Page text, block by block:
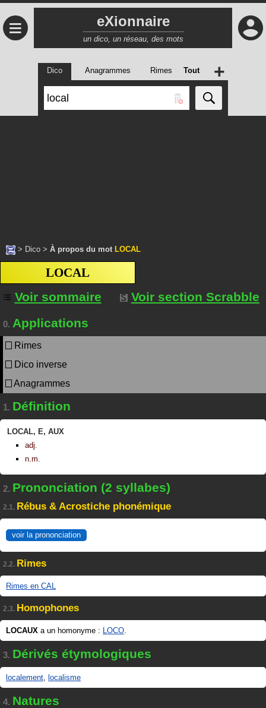
≡ eXionnaire
un dico, un réseau, des mots
Dico Anagrammes Rimes Tout +
> Dico > À propos du mot LOCAL
LOCAL
Voir sommaire
Voir section Scrabble
0. Applications
Rimes
Dico inverse
Anagrammes
1. Définition
LOCAL, E, AUX
adj.
n.m.
2. Prononciation (2 syllabes)
2.1. Rébus & Acrostiche phonémique
voir la prononciation
2.2. Rimes
Rimes en CAL
2.3. Homophones
LOCAUX a un homonyme : LOCO.
3. Dérivés étymologiques
localement, localisme
4. Natures